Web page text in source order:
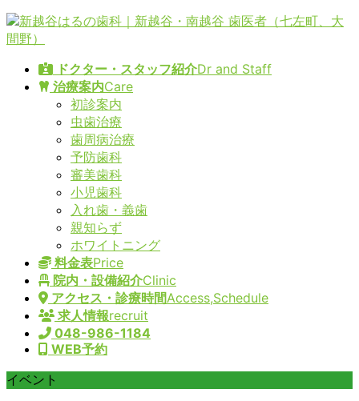
コ
ン
ナ
ビ
ドクター・スタッフ紹介Dr and Staff
治療案内Care
初診案内
虫歯治療
歯周病治療
予防歯科
審美歯科
小児歯科
入れ歯・義歯
親知らず
ホワイトニング
料金表Price
院内・設備紹介Clinic
アクセス・診療時間Access,Schedule
求人情報recruit
048-986-1184
WEB予約
イベント